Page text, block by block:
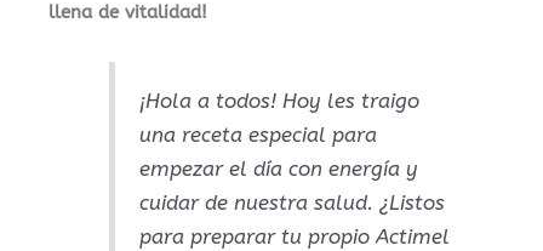
llena de vitalidad!
¡Hola a todos! Hoy les traigo
una receta especial para
empezar el día con energía y
cuidar de nuestra salud. ¿Listos
para preparar tu propio Actimel